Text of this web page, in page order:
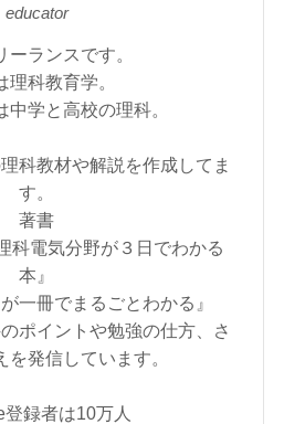
educator
ーランスです。
理科教育学。
中学と高校の理科。
科教材や解説を作成してま
す。
著書
科電気分野が３日でわかる
本』
一冊でまるごとわかる』
ポイントや勉強の仕方、さ
を発信しています。
録者は10万人